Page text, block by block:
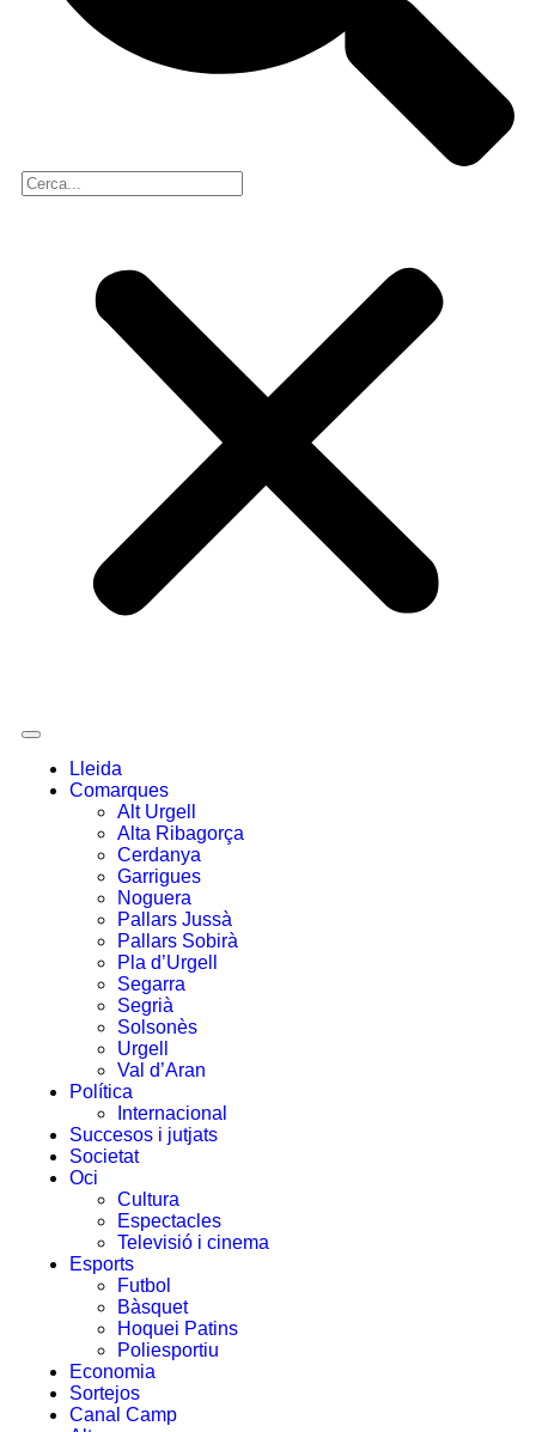
Lleida
Comarques
Alt Urgell
Alta Ribagorça
Cerdanya
Garrigues
Noguera
Pallars Jussà
Pallars Sobirà
Pla d’Urgell
Segarra
Segrià
Solsonès
Urgell
Val d’Aran
Política
Internacional
Succesos i jutjats
Societat
Oci
Cultura
Espectacles
Televisió i cinema
Esports
Futbol
Bàsquet
Hoquei Patins
Poliesportiu
Economia
Sortejos
Canal Camp